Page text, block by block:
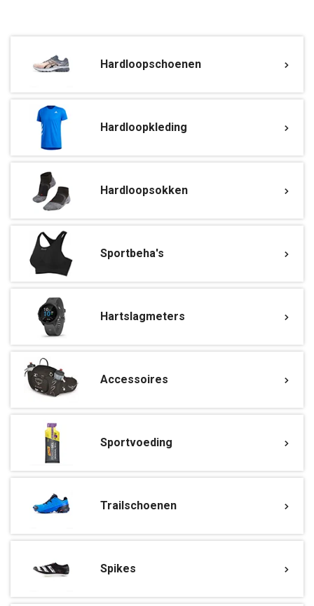
Hardloopschoenen
Hardloopkleding
Hardloopsokken
Sportbeha's
Hartslagmeters
Accessoires
Sportvoeding
Trailschoenen
Spikes